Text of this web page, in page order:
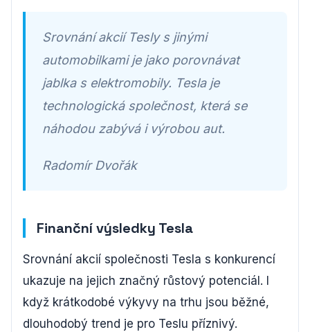
Srovnání akcií Tesly s jinými
automobilkami je jako porovnávat
jablka s elektromobily. Tesla je
technologická společnost, která se
náhodou zabývá i výrobou aut.
Radomír Dvořák
Finanční výsledky Tesla
Srovnání akcií společnosti Tesla s konkurencí
ukazuje na jejich značný růstový potenciál. I
když krátkodobé výkyvy na trhu jsou běžné,
dlouhodobý trend je pro Teslu příznivý.